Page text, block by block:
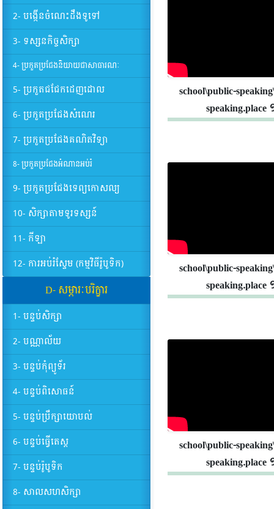
2- បង្កើនចំណេះដឹងទូទៅ
3- ទស្សនកិច្ចសិក្សា
4- ប្រកួតប្រជែងនិយាយជាសាធារណៈ
5- ប្រកួតជជែកដេញដោល
6- ប្រកួតប្រជែងសំណេរ
7- ប្រកួតប្រជែងគណិតវិទ្យា
8- ប្រកួតប្រជែងអំណានអប់រំ
9- ប្រកួតប្រជែងទេព្យកោសល្យ
10- សិក្សាតាមទូរទស្សន៍
11- កីឡា
12- ការអប់រំស្ទែម (កម្មវិធីរ៉ូបូទិក)
D- សម្ភារៈបរិក្ខារ
1- បន្ទប់សិក្សា
2- បណ្ណាល័យ
3- បន្ទប់កុំព្យូទ័រ
4- បន្ទប់ពិសោធន៍
5- បន្ទប់ប្រឹក្សាយោបល់
6- បន្ទប់ធ្វើតេស្ត
7- បន្ទប់រ៉ូបូទិក
8- សាលសហសិក្សា
school\public-
speaking.place
school\public-
speaking.place
school\public-
speaking.place